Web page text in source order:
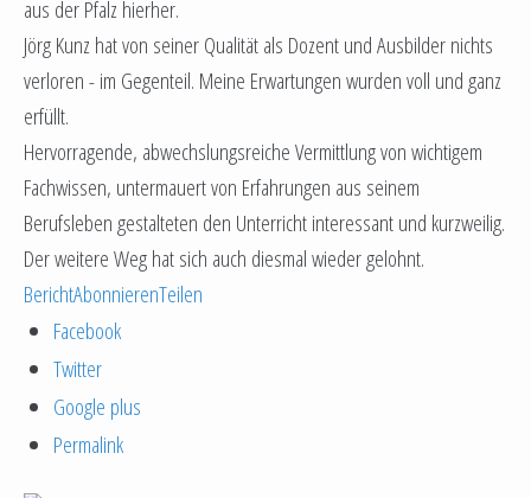
aus der Pfalz hierher.
Jörg Kunz hat von seiner Qualität als Dozent und Ausbilder nichts
verloren - im Gegenteil. Meine Erwartungen wurden voll und ganz
erfüllt.
Hervorragende, abwechslungsreiche Vermittlung von wichtigem
Fachwissen, untermauert von Erfahrungen aus seinem
Berufsleben gestalteten den Unterricht interessant und kurzweilig.
Der weitere Weg hat sich auch diesmal wieder gelohnt.
BerichtAbonnierenTeilen
Facebook
Twitter
Google plus
Permalink